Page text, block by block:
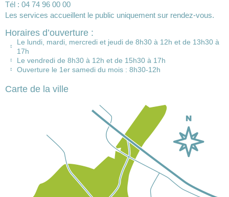
Tél : 04 74 96 00 00
Les services accueillent le public uniquement sur rendez-vous.
Horaires d’ouverture :
Le lundi, mardi, mercredi et jeudi de 8h30 à 12h et de 13h30 à
17h
Le vendredi de 8h30 à 12h et de 15h30 à 17h
Ouverture le 1er samedi du mois : 8h30-12h
Carte de la ville